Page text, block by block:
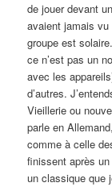
de jouer devant
avaient jamais
groupe est
ce n’est pas un
avec les
d’autres.
Vieillerie ou
parle en
comme à celle
finissent après
un classique que